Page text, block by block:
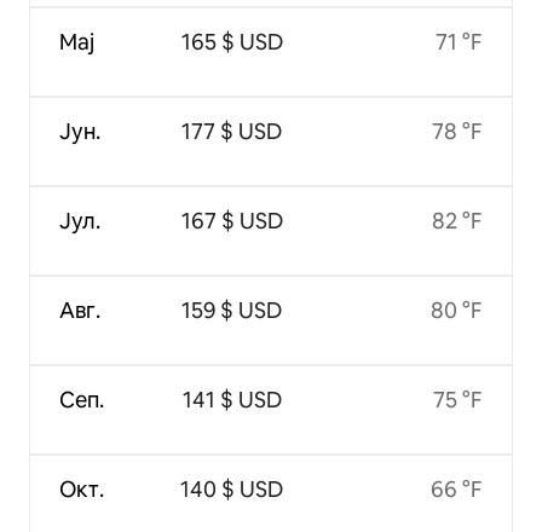
Мај
Јун.
Јул.
Авг.
Сеп.
Окт.
165 $ USD
177 $ USD
167 $ USD
159 $ USD
141 $ USD
140 $ USD
71 °F
78 °F
82 °F
80 °F
75 °F
66 °F